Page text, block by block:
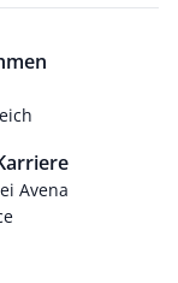
Avena